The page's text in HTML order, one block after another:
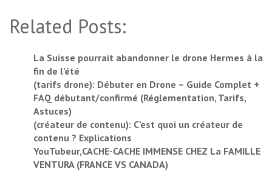
Related Posts:
La Suisse pourrait abandonner le drone Hermes à la
fin de l’été
(tarifs drone): Débuter en Drone – Guide Complet +
FAQ débutant/confirmé (Réglementation, Tarifs,
Astuces)
(créateur de contenu): C’est quoi un créateur de
contenu ? Explications
YouTubeur,CACHE-CACHE IMMENSE CHEZ La FAMILLE
VENTURA (FRANCE VS CANADA)